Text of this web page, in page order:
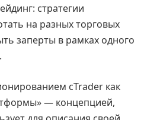
стратегии
на разных торговых
заперты в рамках одного
cTrader как
— концепцией,